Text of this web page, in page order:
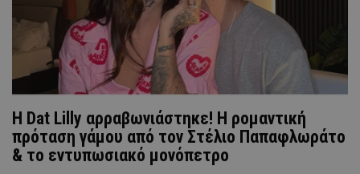
Η Dat Lilly αρραβωνιάστηκε! Η ρομαντική
πρόταση γάμου από τον Στέλιο Παπαφλωράτο
& το εντυπωσιακό μονόπετρο